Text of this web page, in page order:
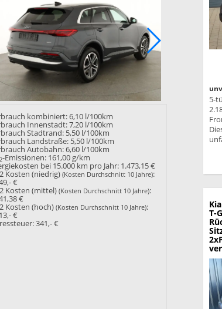
kombiniert: 6,10 l/100km
Innenstadt: 7,20 l/100km
Stadtrand: 5,50 l/100km
Landstraße: 5,50 l/100km
Autobahn: 6,60 l/100km
2-Emissionen: 161,00 g/km
bei 15.000 km pro Jahr: 1.473,15 €
Kosten (niedrig)(Kosten Durchschnitt 10 Jahre):
€
Kosten (mittel)(Kosten Durchschnitt 10 Jahre):
€
Kosten (hoch)(Kosten Durchschnitt 10 Jahre):
€
341,- €
5-
T-